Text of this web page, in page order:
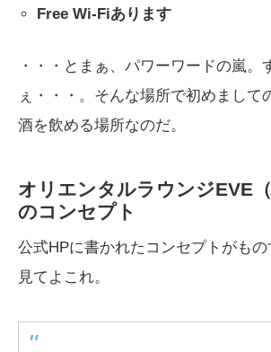
Free Wi-Fiあります
・・・とまぁ、パワーワードの嵐。
ぇ・・・。そんな場所で初めまして
酒を飲める場所なのだ。
オリエンタルラウンジEVE
のコンセプト
公式HPに書かれたコンセプトがもの
見てよこれ。